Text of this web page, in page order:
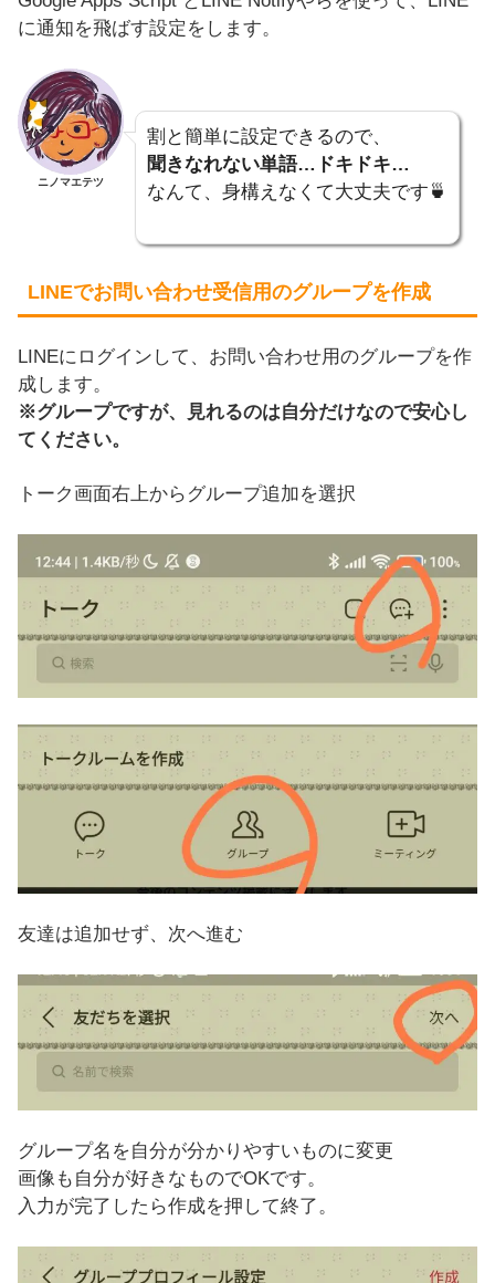
に通知を飛ばす設定をします。
ニノマエテツ
割と簡単に設定できるので、
聞きなれない単語…ドキドキ…
なんて、身構えなくて大丈夫です🍵
LINEでお問い合わせ受信用のグループを作成
LINEにログインして、お問い合わせ用のグループを作
成します。
※グループですが、見れるのは自分だけなので安心し
てください。
トーク画面右上からグループ追加を選択
友達は追加せず、次へ進む
グループ名を自分が分かりやすいものに変更
画像も自分が好きなものでOKです。
入力が完了したら作成を押して終了。